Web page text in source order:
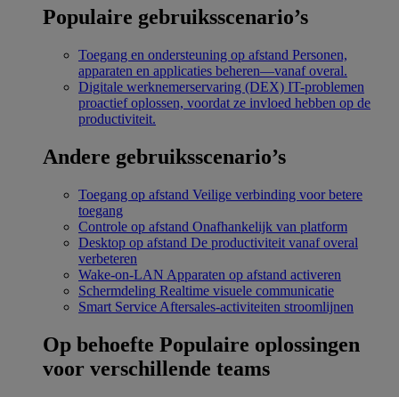
Populaire gebruiksscenario’s
Toegang en ondersteuning op afstand Personen,
apparaten en applicaties beheren—vanaf overal.
Digitale werknemerservaring (DEX) IT-problemen
proactief oplossen, voordat ze invloed hebben op de
productiviteit.
Andere gebruiksscenario’s
Toegang op afstand Veilige verbinding voor betere
toegang
Controle op afstand Onafhankelijk van platform
Desktop op afstand De productiviteit vanaf overal
verbeteren
Wake-on-LAN Apparaten op afstand activeren
Schermdeling Realtime visuele communicatie
Smart Service Aftersales-activiteiten stroomlijnen
Op behoefte Populaire oplossingen
voor verschillende teams